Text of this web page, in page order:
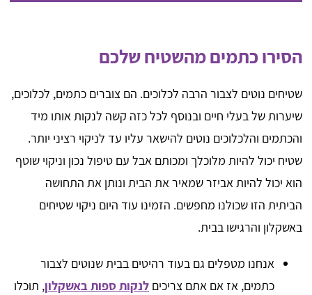
הסירו כתמים מהשטיח שלכם
שטיחים נוטים לצבור הרבה לכלוכים. הם צוברים כתמים, לכלוכים,
שיערות של בעלי חיים ובנוסף לכל כזה קשה לנקות אותו מיד
והכתמים והלכלוכים נוטים להישאר עליו עד לניקוי רציני יותר.
שטיח יכול להיות מלוכלך ומכותם אבל עם טיפול נכון וניקוי שוטף
הוא יכול להיות אביזר שמאיר את הבית ונותן את התחושה
הביתית הזו שכולנו מחפשים. הזמינו עוד היום ניקוי שטיחים
באשקלון והרגישו בבית.
אנחנו מטפלים גם בעוד רהיטים בבית שנוטים לצבור
כתמים, אז אם אתם צריכים לנקות ספות באשקלון, תוכלו